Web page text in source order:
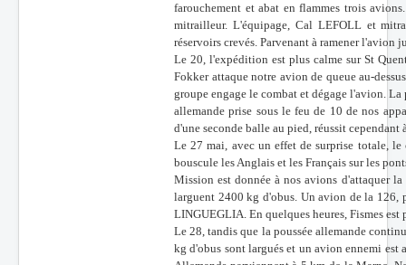
farouchement et abat en flammes trois
mitrailleur. L'équipage, Cal LEFOLL et
réservoirs crevés. Parvenant à ramener
Le 20, l'expédition est plus calme sur St
Fokker attaque notre avion de queue au-
groupe engage le combat et dégage l'avion.
allemande prise sous le feu de 10 de nos
d'une seconde balle au pied, réussit cependant
Le 27 mai, avec un effet de surprise totale, le
bouscule les Anglais et les Français sur les
Mission est donnée à nos avions d'attaquer
larguent 2400 kg d'obus. Un avion de la 126,
LINGUEGLIA. En quelques heures, Fismes est
Le 28, tandis que la poussée allemande
kg d'obus sont largués et un avion ennemi est